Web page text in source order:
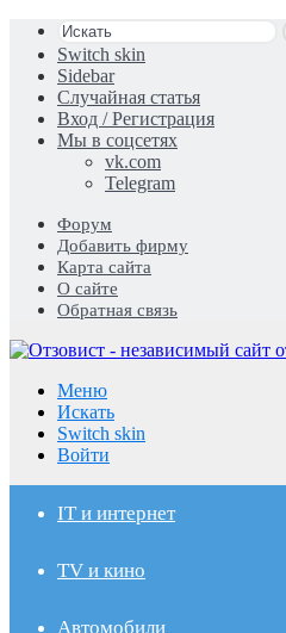
Switch skin
Sidebar
Случайная статья
Вход / Регистрация
Мы в соцсетях
vk.com
Telegram
Форум
Добавить фирму
Карта сайта
О сайте
Обратная связь
Меню
Искать
Switch skin
Войти
IT и интернет
TV и кино
Автомобили